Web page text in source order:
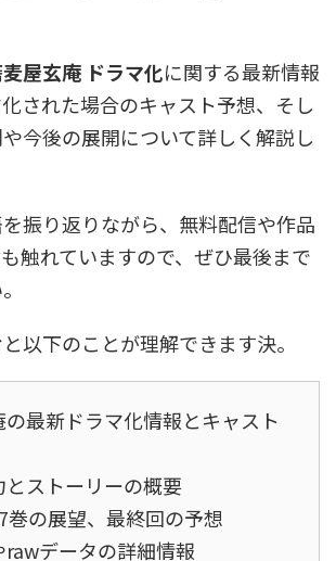
屋玄庵 ドラマ化に関する最新情報
された場合のキャスト予想、そし
今後の展開について詳しく解説し
振り返りながら、無料配信や作品
触れていますので、ぜひ最後まで
以下のことが理解できます決。
最新ドラマ化情報とキャスト
ストーリーの概要
の展望、最終回の予想
データの詳細情報